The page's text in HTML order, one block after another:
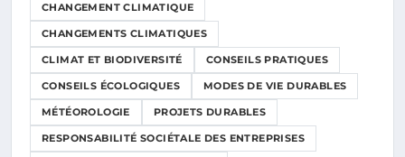
CHANGEMENT CLIMATIQUE
CHANGEMENTS CLIMATIQUES
CLIMAT ET BIODIVERSITÉ CONSEILS PRATIQUES
CONSEILS ÉCOLOGIQUES MODES DE VIE DURABLES
MÉTÉOROLOGIE PROJETS DURABLES
RESPONSABILITÉ SOCIÉTALE DES ENTREPRISES